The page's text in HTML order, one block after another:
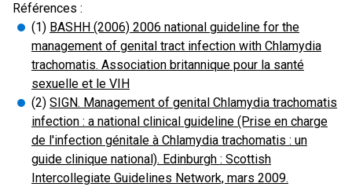
Références :
(1) BASHH (2006) 2006 national guideline for the
management of genital tract infection with Chlamydia
trachomatis. Association britannique pour la santé
sexuelle et le VIH
(2) SIGN. Management of genital Chlamydia trachomatis
infection : a national clinical guideline (Prise en charge
de l'infection génitale à Chlamydia trachomatis : un
guide clinique national). Edinburgh : Scottish
Intercollegiate Guidelines Network, mars 2009.